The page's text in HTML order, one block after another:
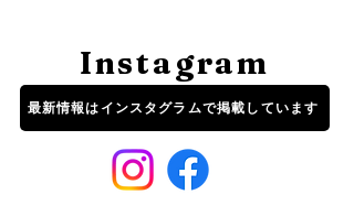
Instagram
最新情報はインスタグラムで掲載しています